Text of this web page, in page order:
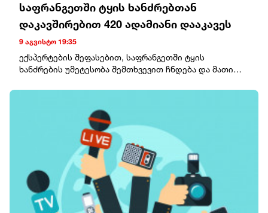
საფრანგეთში ტყის ხანძრებთან
დაკავშირებით 420 ადამიანი დააკავეს
9 აგვისტო 19:35
ექსპერტების შეფასებით, საფრანგეთში ტყის
ხანძრების უმეტესობა შემთხვევით ჩნდება და მათი
გამომწვევ მიზეზებს შორის სახელდება სამშენებლო
გაუმართავი ელექტრომოწყობილობები, სიგარეტის
ნამწვი და ტყეში დანთებული კოცონი.მედიის
ინფორმაციით, საფრანგეთში ბოლო დღეებში
ხანძრებთან დაკავშირებით ვითარება დასტაბილურდა
და ტურისტებს უკვე რეგიონში დაბრუნებისკენ
მოუწოდებენ.